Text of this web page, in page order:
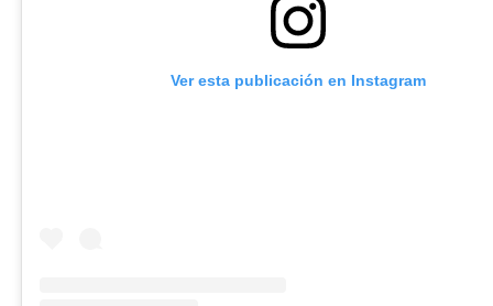
Ver esta publicación en Instagram